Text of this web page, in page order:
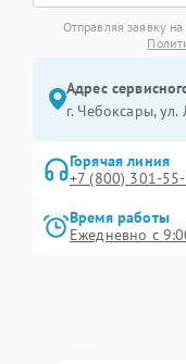
Отправляя заявку
Адрес
г. Чебоксары,
Горячая линия
+7 (800) 301-
Время работы
Ежедневно с